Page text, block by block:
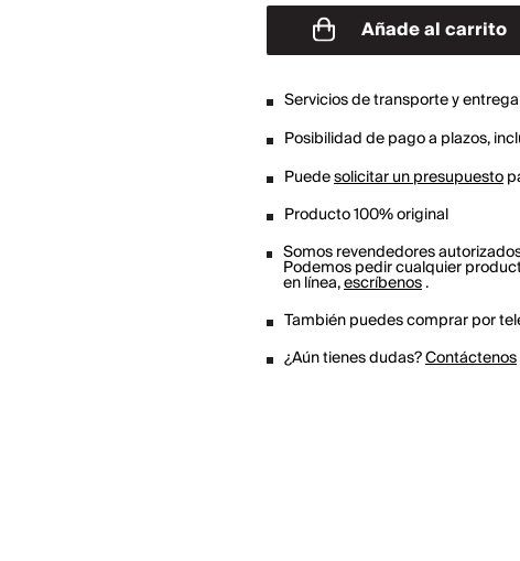
Añade al carrito
Servicios de transporte y entrega
Posibilidad de pago a plazos,
Puedesolicitar un presupuesto
Producto 100% original
Somos revendedores
Podemos pedir cualquier
en línea,escríbenos.
También puedes comprar por
¿Aún tienes dudas?Contáctenos